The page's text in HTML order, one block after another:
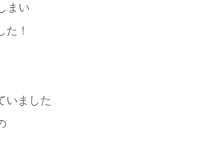
まい
！
いました